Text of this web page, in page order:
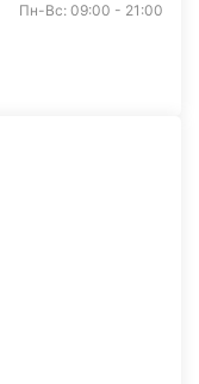
Пн-Вс: 09:00 - 21:00